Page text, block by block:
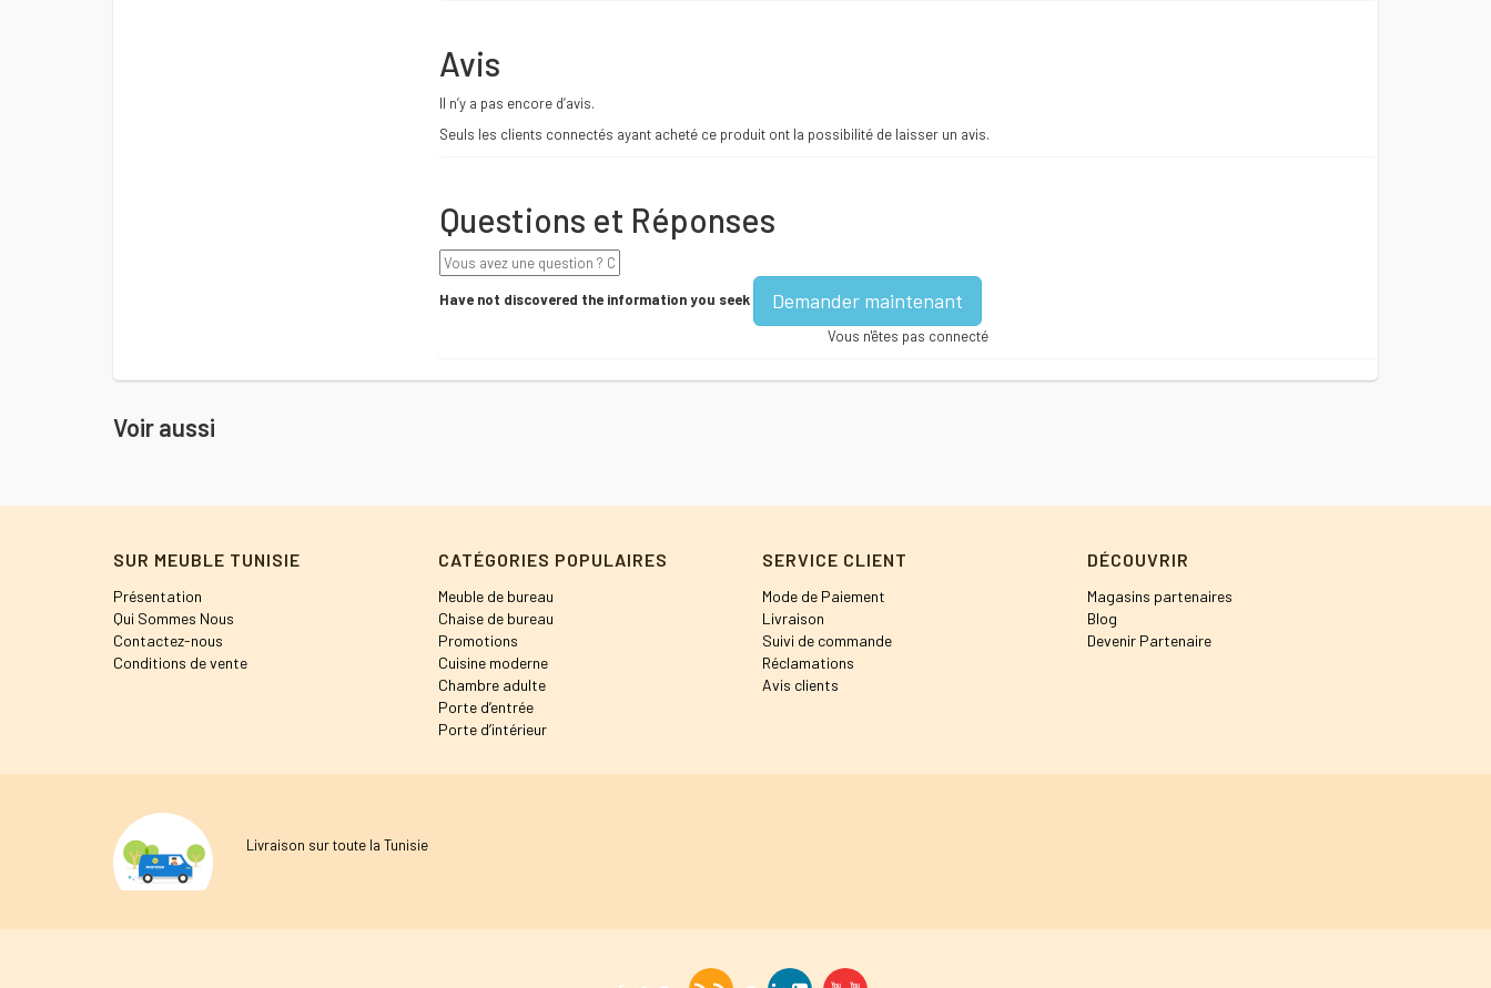
Avis
Il n’y a pas encore d’avis.
Seuls les clients connectés ayant acheté ce produit ont la possibilité de laisser un avis.
Questions et Réponses
Have not discovered the information you seek Demander maintenant
Vous n'êtes pas connecté
Voir aussi
SUR MEUBLE TUNISIE
Présentation
Qui Sommes Nous
Contactez-nous
Conditions de vente
CATÉGORIES POPULAIRES
Meuble de bureau
Chaise de bureau
Promotions
Cuisine moderne
Chambre adulte
Porte d’entrée
Porte d’intérieur
SERVICE CLIENT
Mode de Paiement
Livraison
Suivi de commande
Réclamations
Avis clients
DÉCOUVRIR
Magasins partenaires
Blog
Devenir Partenaire
Livraison sur toute la Tunisie